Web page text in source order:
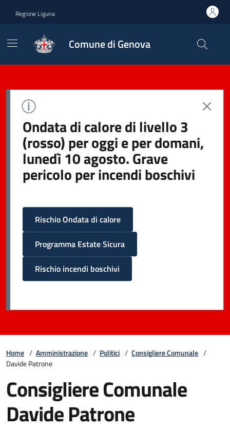
Regione Liguria
Comune di Genova
Ondata di calore di livello 3
(rosso) per oggi e per domani,
lunedì 10 agosto. Grave
pericolo per incendi boschivi
Rischio Ondata di calore
Programma Estate Sicura
Rischio incendi boschivi
Home / Amministrazione / Politici / Consigliere Comunale /
Davide Patrone
Consigliere Comunale
Davide Patrone